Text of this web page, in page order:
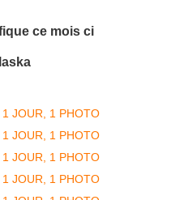
ce mois ci